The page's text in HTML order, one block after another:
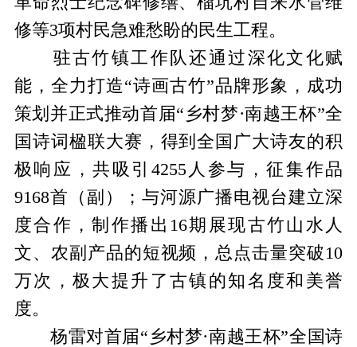
修等3项村民急难愁盼的民生工程。
驻古竹镇工作队还通过深化文化赋
能，全力打造“诗画古竹”品牌形象，成功
策划并正式推动首届“乡村梦·南越王杯”全
国诗词楹联大赛，得到全国广大诗友的积
极响应，共吸引4255人参与，征集作品
9168首（副）；与河源广播电视台建立深
度合作，制作播出16期展现古竹山水人
文、农副产品的短视频，总点击量突破10
万次，极大提升了古镇的知名度和美誉
度。
杨雷对首届“乡村梦·南越王杯”全国诗